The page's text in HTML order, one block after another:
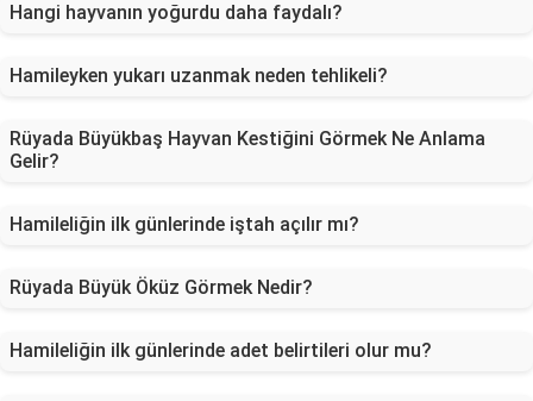
Hangi hayvanın yoğurdu daha faydalı?
Hamileyken yukarı uzanmak neden tehlikeli?
Rüyada Büyükbaş Hayvan Kestiğini Görmek Ne Anlama
Gelir?
Hamileliğin ilk günlerinde iştah açılır mı?
Rüyada Büyük Öküz Görmek Nedir?
Hamileliğin ilk günlerinde adet belirtileri olur mu?